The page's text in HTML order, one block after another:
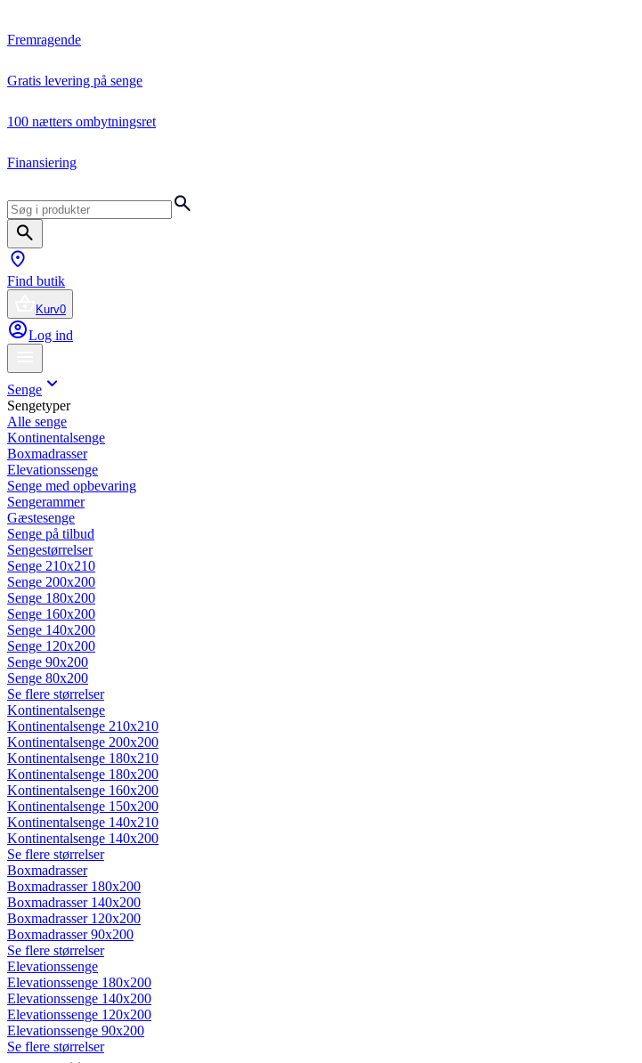
Fremragende
Gratis levering på senge
100 nætters ombytningsret
Finansiering
Find butik
Kurv0
Log ind
Senge
Sengetyper
Alle senge
Kontinentalsenge
Boxmadrasser
Elevationssenge
Senge med opbevaring
Sengerammer
Gæstesenge
Senge på tilbud
Sengestørrelser
Senge 210x210
Senge 200x200
Senge 180x200
Senge 160x200
Senge 140x200
Senge 120x200
Senge 90x200
Senge 80x200
Se flere størrelser
Kontinentalsenge
Kontinentalsenge 210x210
Kontinentalsenge 200x200
Kontinentalsenge 180x210
Kontinentalsenge 180x200
Kontinentalsenge 160x200
Kontinentalsenge 150x200
Kontinentalsenge 140x210
Kontinentalsenge 140x200
Se flere størrelser
Boxmadrasser
Boxmadrasser 180x200
Boxmadrasser 140x200
Boxmadrasser 120x200
Boxmadrasser 90x200
Se flere størrelser
Elevationssenge
Elevationssenge 180x200
Elevationssenge 140x200
Elevationssenge 120x200
Elevationssenge 90x200
Se flere størrelser